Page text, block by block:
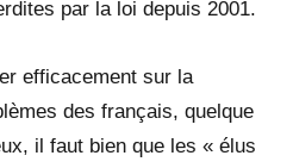
par la loi depuis 2001.
efficacement sur la
des français, quelque
il faut bien que les « élus